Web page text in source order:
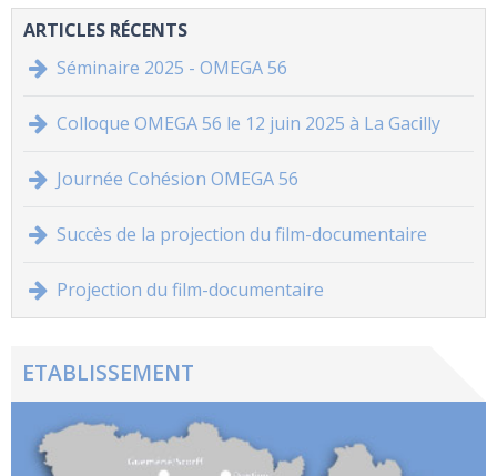
ARTICLES RÉCENTS
Séminaire 2025 - OMEGA 56
Colloque OMEGA 56 le 12 juin 2025 à La Gacilly
Journée Cohésion OMEGA 56
Succès de la projection du film-documentaire
Projection du film-documentaire
ETABLISSEMENT